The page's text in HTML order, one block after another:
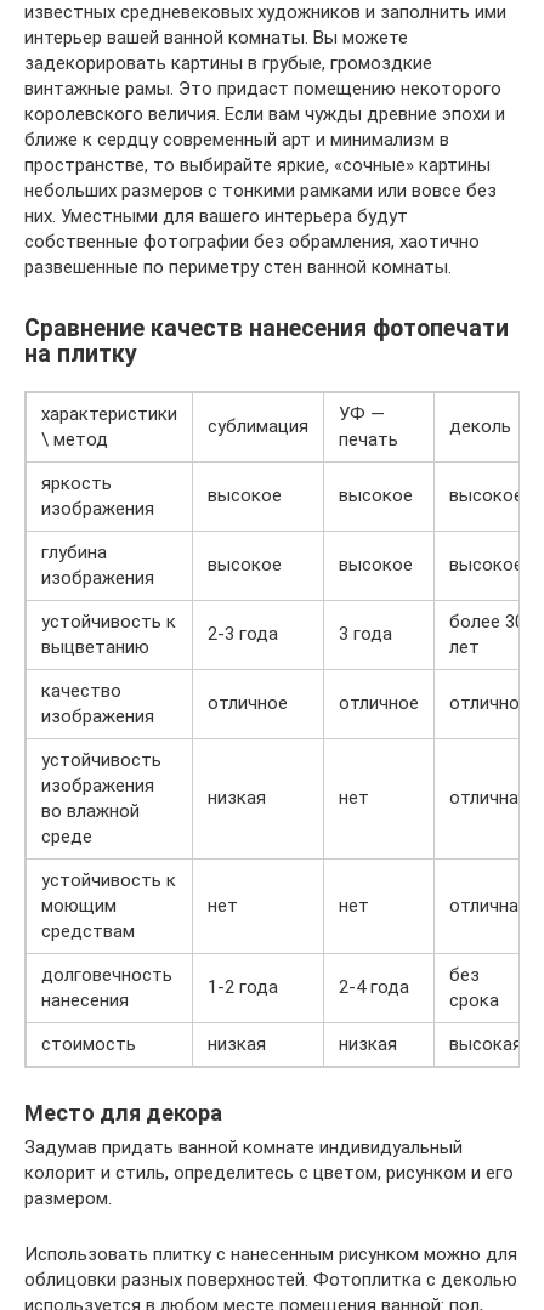
известных средневековых художников и заполнить ими
интерьер вашей ванной комнаты. Вы можете
задекорировать картины в грубые, громоздкие
винтажные рамы. Это придаст помещению некоторого
королевского величия. Если вам чужды древние эпохи и
ближе к сердцу современный арт и минимализм в
пространстве, то выбирайте яркие, «сочные» картины
небольших размеров с тонкими рамками или вовсе без
них. Уместными для вашего интерьера будут
собственные фотографии без обрамления, хаотично
развешенные по периметру стен ванной комнаты.
Сравнение качеств нанесения фотопечати
на плитку
характеристики
\ метод
сублимация
УФ —
печать
деколь
яркость
изображения
высокое высокое высокое
глубина
изображения
высокое высокое высокое
устойчивость к
выцветанию
2-3 года 3 года
более 30
лет
качество
изображения
отличное отличное отличное
устойчивость
изображения
во влажной
среде
низкая нет отличная
устойчивость к
моющим
средствам
нет нет отличная
долговечность
нанесения
1-2 года 2-4 года
без
срока
стоимость
низкая низкая высокая
Место для декора
Задумав придать ванной комнате индивидуальный
колорит и стиль, определитесь с цветом, рисунком и его
размером.
Использовать плитку с нанесенным рисунком можно для
облицовки разных поверхностей. Фотоплитка с деколью
используется в любом месте помещения ванной: пол,